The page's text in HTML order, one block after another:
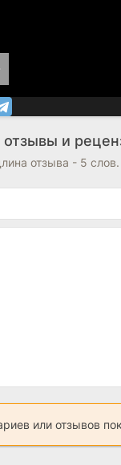
и
отзыва - 5
или отзывов